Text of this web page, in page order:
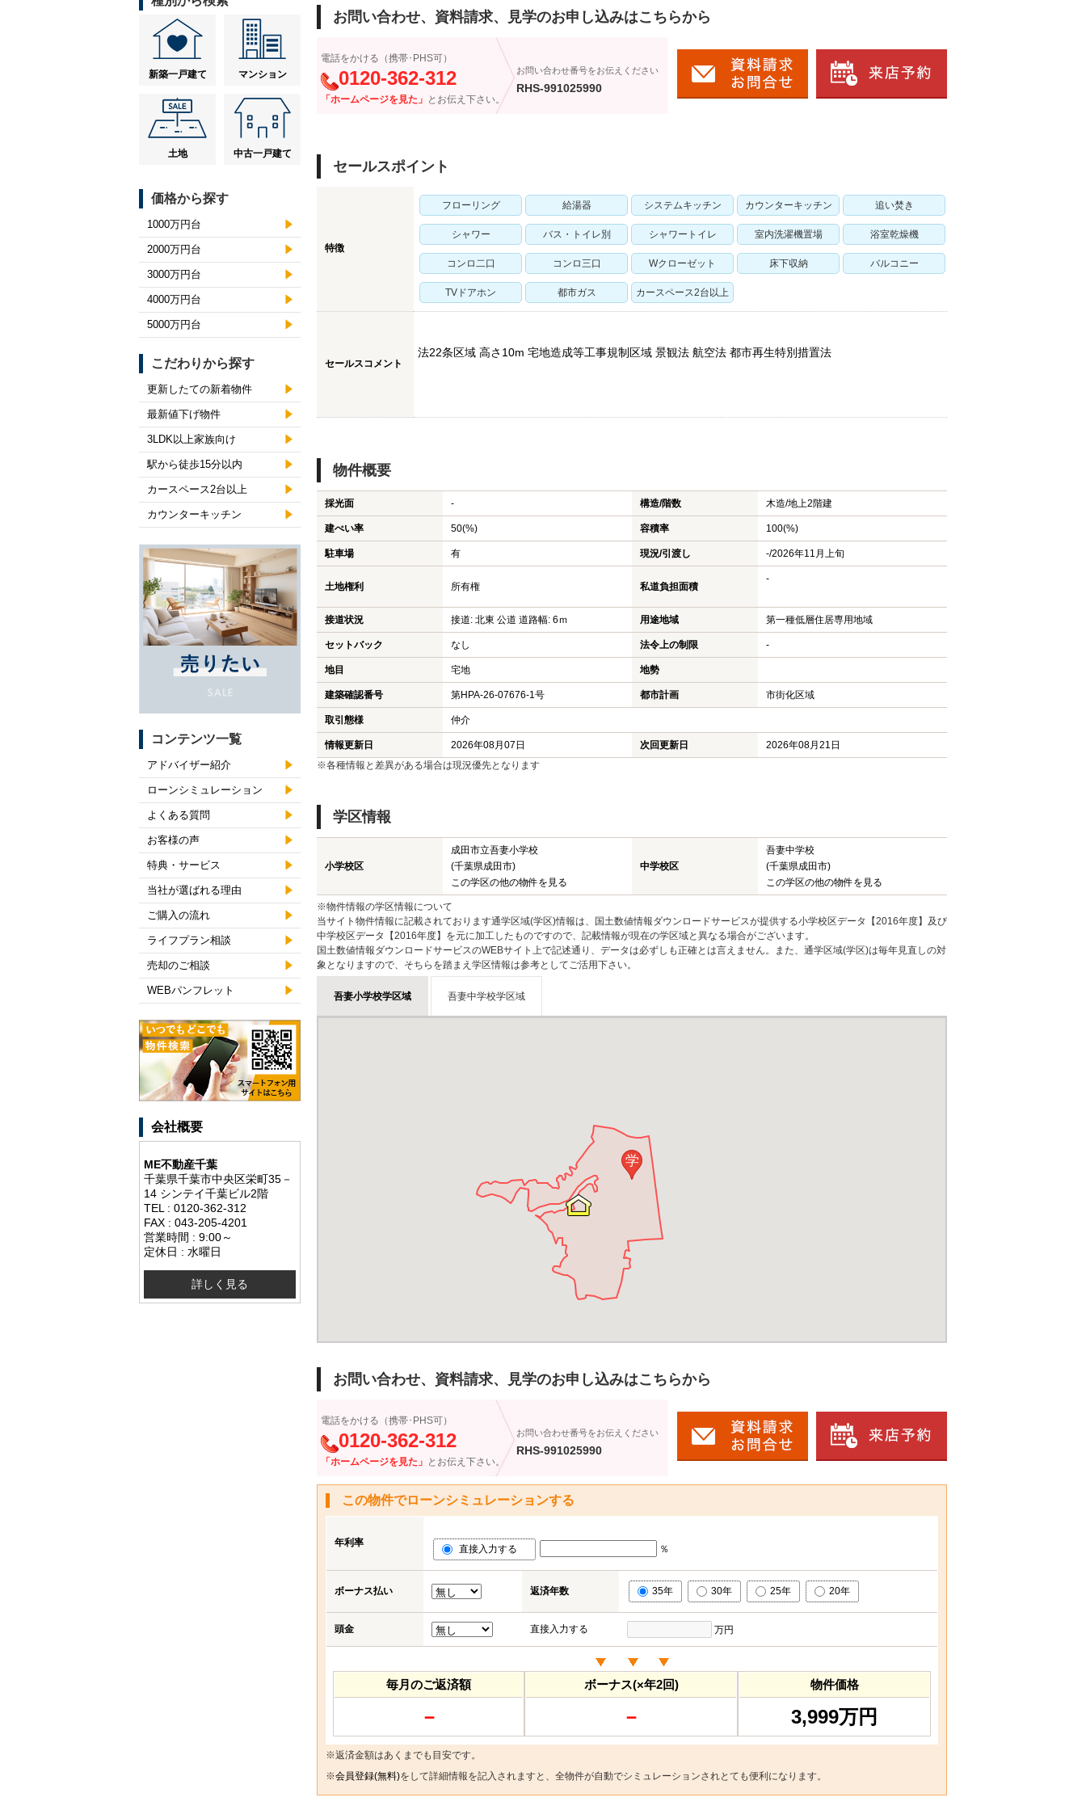
お問い合わせ、資料請求、見学のお申し込みはこちらから
電話をかける（携帯･PHS可）
0120-362-312
「ホームページを見た」 とお伝え下さい。
お問い合わせ番号をお伝えください
RHS-991025990
セールスポイント
特徴
フローリング 給湯器 システムキッチン カウンターキッチン 追い焚き
シャワー バス・トイレ別 シャワートイレ 室内洗濯機置場 浴室乾燥機
コンロ二口 コンロ三口 Wクローゼット 床下収納 バルコニー
TVドアホン 都市ガス カースペース2台以上
セールスコメント
法22条区域 高さ10m 宅地造成等工事規制区域 景観法 航空法 都市再生特別措置法
物件概要
採光面 - 構造/階数 木造/地上2階建
建ぺい率 50(%) 容積率 100(%)
駐車場 有 現況/引渡し -/2026年11月上旬
土地権利 所有権 私道負担面積
-
接道状況 接道: 北東 公道 道路幅: 6ｍ 用途地域 第一種低層住居専用地域
セットバック なし 法令上の制限 -
地目 宅地 地勢
建築確認番号 第HPA-26-07676-1号 都市計画 市街化区域
取引態様 仲介
情報更新日 2026年08月07日 次回更新日
2026年08月21日
※各種情報と差異がある場合は現況優先となります
学区情報
小学校区
成田市立吾妻小学校
(千葉県成田市)
この学区の他の物件を見る
中学校区
吾妻中学校
(千葉県成田市)
この学区の他の物件を見る
※物件情報の学区情報について
当サイト物件情報に記載されております通学区域(学区)情報は、国土数値情報ダウンロードサービスが提供する小学校区データ【2016年度】及び
中学校区データ【2016年度】を元に加工したものですので、記載情報が現在の学区域と異なる場合がございます。
国土数値情報ダウンロードサービスのWEBサイト上で記述通り、データは必ずしも正確とは言えません。また、通学区域(学区)は毎年見直しの対
象となりますので、そちらを踏まえ学区情報は参考としてご活用下さい。
吾妻小学校学区域 吾妻中学校学区域
学
お問い合わせ、資料請求、見学のお申し込みはこちらから
電話をかける（携帯･PHS可）
0120-362-312
「ホームページを見た」 とお伝え下さい。
お問い合わせ番号をお伝えください
RHS-991025990
この物件でローンシミュレーションする
年利率
直接入力する ％
ボーナス払い 返済年数 35年 30年 25年 20年
頭金 直接入力する 万円
毎月のご返済額
－
ボーナス(×年2回)
－
物件価格
3,999万円
※返済金額はあくまでも目安です。
※会員登録(無料)をして詳細情報を記入されますと、全物件が自動でシミュレーションされとても便利になります。
新築一戸建て マンション
土地 中古一戸建て
価格から探す
1000万円台
2000万円台
3000万円台
4000万円台
5000万円台
こだわりから探す
更新したての新着物件
最新値下げ物件
3LDK以上家族向け
駅から徒歩15分以内
カースペース2台以上
カウンターキッチン
コンテンツ一覧
アドバイザー紹介
ローンシミュレーション
よくある質問
お客様の声
特典・サービス
当社が選ばれる理由
ご購入の流れ
ライフプラン相談
売却のご相談
WEBパンフレット
会社概要
ME不動産千葉
千葉県千葉市中央区栄町35－
14 シンテイ千葉ビル2階
TEL : 0120-362-312
FAX : 043-205-4201
営業時間 : 9:00～
定休日 : 水曜日
詳しく見る